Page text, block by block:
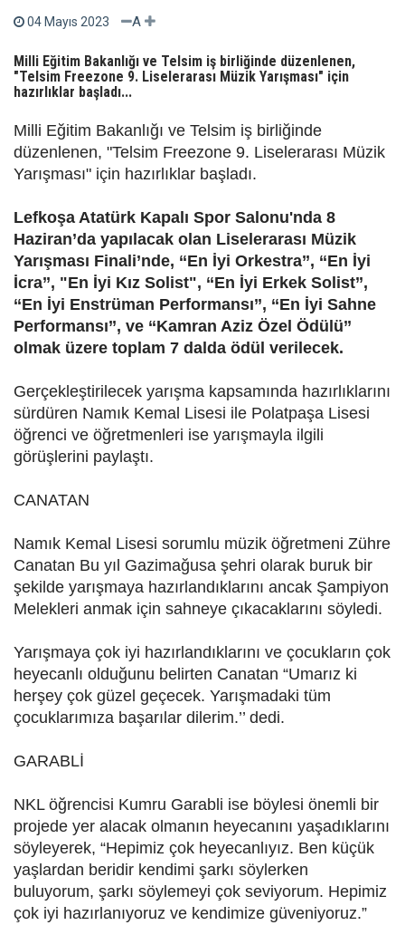
04 Mayıs 2023 A
Milli Eğitim Bakanlığı ve Telsim iş birliğinde düzenlenen,
"Telsim Freezone 9. Liselerarası Müzik Yarışması" için
hazırlıklar başladı...
Milli Eğitim Bakanlığı ve Telsim iş birliğinde
düzenlenen, "Telsim Freezone 9. Liselerarası Müzik
Yarışması" için hazırlıklar başladı.
Lefkoşa Atatürk Kapalı Spor Salonu'nda 8
Haziran’da yapılacak olan Liselerarası Müzik
Yarışması Finali’nde, ‘‘En İyi Orkestra’’, ‘‘En İyi
İcra’’, "En İyi Kız Solist", ‘‘En İyi Erkek Solist’’,
‘‘En İyi Enstrüman Performansı’’, ‘‘En İyi Sahne
Performansı’’, ve ‘‘Kamran Aziz Özel Ödülü’’
olmak üzere toplam 7 dalda ödül verilecek.
Gerçekleştirilecek yarışma kapsamında hazırlıklarını
sürdüren Namık Kemal Lisesi ile Polatpaşa Lisesi
öğrenci ve öğretmenleri ise yarışmayla ilgili
görüşlerini paylaştı.
CANATAN
Namık Kemal Lisesi sorumlu müzik öğretmeni Zühre
Canatan Bu yıl Gazimağusa şehri olarak buruk bir
şekilde yarışmaya hazırlandıklarını ancak Şampiyon
Melekleri anmak için sahneye çıkacaklarını söyledi.
Yarışmaya çok iyi hazırlandıklarını ve çocukların çok
heyecanlı olduğunu belirten Canatan “Umarız ki
herşey çok güzel geçecek. Yarışmadaki tüm
çocuklarımıza başarılar dilerim.’’ dedi.
GARABLİ
NKL öğrencisi Kumru Garabli ise böylesi önemli bir
projede yer alacak olmanın heyecanını yaşadıklarını
söyleyerek, “Hepimiz çok heyecanlıyız. Ben küçük
yaşlardan beridir kendimi şarkı söylerken
buluyorum, şarkı söylemeyi çok seviyorum. Hepimiz
çok iyi hazırlanıyoruz ve kendimize güveniyoruz.”